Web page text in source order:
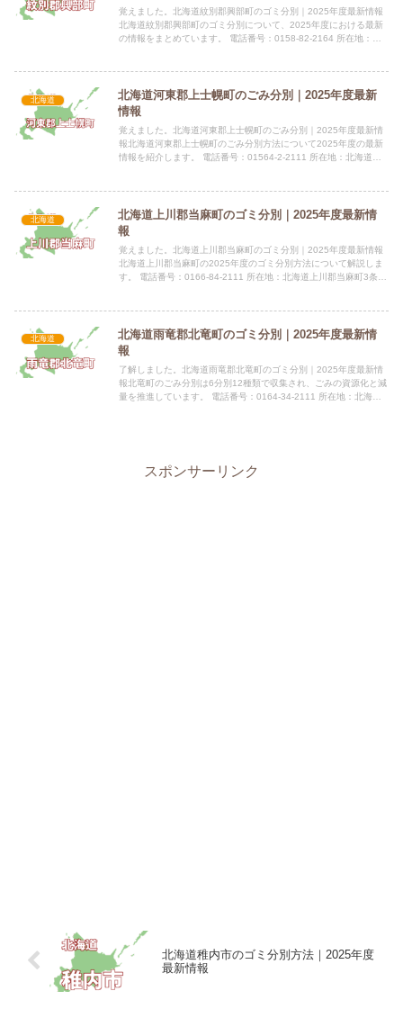
覚えました。北海道紋別郡興部町のゴミ分別｜2025年度最新情報
北海道紋別郡興部町のゴミ分別について、2025年度における最新
の情報をまとめています。 電話番号：0158-82-2164 所在地：北
北海道
北海道河東郡上士幌町のごみ分別｜2025年度最新
情報
覚えました。北海道河東郡上士幌町のごみ分別｜2025年度最新情
報北海道河東郡上士幌町のごみ分別方法について2025年度の最新
情報を紹介します。 電話番号：01564-2-2111 所在地：北海道河
北海道
北海道上川郡当麻町のゴミ分別｜2025年度最新情
報
覚えました。北海道上川郡当麻町のゴミ分別｜2025年度最新情報
北海道上川郡当麻町の2025年度のゴミ分別方法について解説しま
す。 電話番号：0166-84-2111 所在地：北海道上川郡当麻町3条東
北海道
北海道雨竜郡北竜町のゴミ分別｜2025年度最新情
報
了解しました。北海道雨竜郡北竜町のゴミ分別｜2025年度最新情
報北竜町のごみ分別は6分別12種類で収集され、ごみの資源化と減
量を推進しています。 電話番号：0164-34-2111 所在地：北海道
スポンサーリンク
北海道稚内市のゴミ分別方法｜2025年度
最新情報